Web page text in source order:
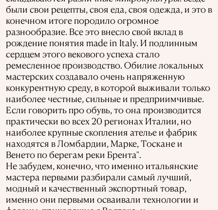
были свои рецепты, своя еда, своя одежда, и это в
конечном итоге породило огромное
разнообразие. Все это внесло свой вклад в
рождение понятия made in Italy. И подлинным
сердцем этого векового успеха стало
ремесленное производство. Обилие локальных
мастерских создавало очень напряженную
конкурентную среду, в которой выживали только
наиболее честные, сильные и предприимчивые.
Если говорить про обувь, то она производится
практически во всех 20 регионах Италии, но
наиболее крупные скопления ателье и фабрик
находятся в Ломбардии, Марке, Тоскане и
Венето по берегам реки Брента".
Не забудем, конечно, что именно итальянские
мастера первыми разбирали самый лучший,
модный и качественный экспортный товар,
именно они первыми осваивали технологии и